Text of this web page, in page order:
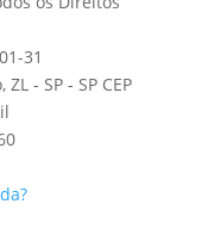
31
- SP - SP CEP